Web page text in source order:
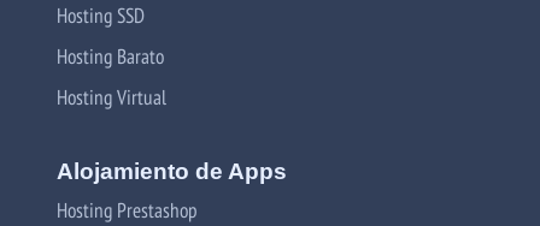
Hosting SSD
Hosting Barato
Hosting Virtual
Alojamiento de Apps
Hosting Prestashop